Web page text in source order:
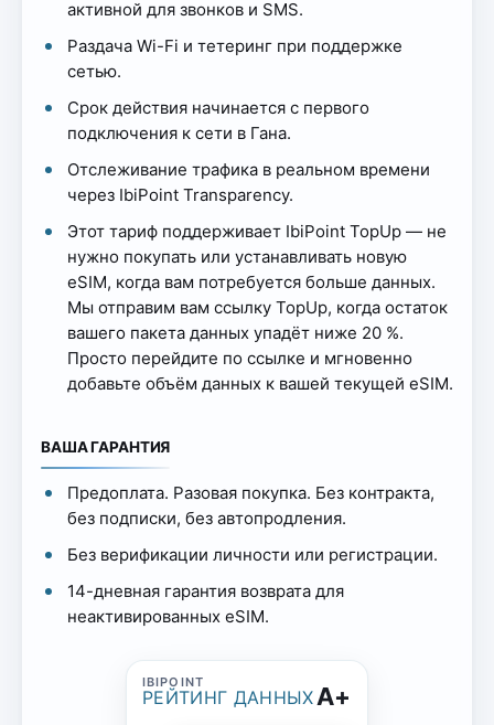
активной для звонков и SMS.
Раздача Wi-Fi и тетеринг при поддержке
сетью.
Срок действия начинается с первого
подключения к сети в Гана.
Отслеживание трафика в реальном времени
через IbiPoint Transparency.
Этот тариф поддерживает IbiPoint TopUp — не
нужно покупать или устанавливать новую
eSIM, когда вам потребуется больше данных.
Мы отправим вам ссылку TopUp, когда остаток
вашего пакета данных упадёт ниже 20 %.
Просто перейдите по ссылке и мгновенно
добавьте объём данных к вашей текущей eSIM.
ВАША ГАРАНТИЯ
Предоплата. Разовая покупка. Без контракта,
без подписки, без автопродления.
Без верификации личности или регистрации.
14-дневная гарантия возврата для
неактивированных eSIM.
РЕЙТИНГ ДАННЫХ A+